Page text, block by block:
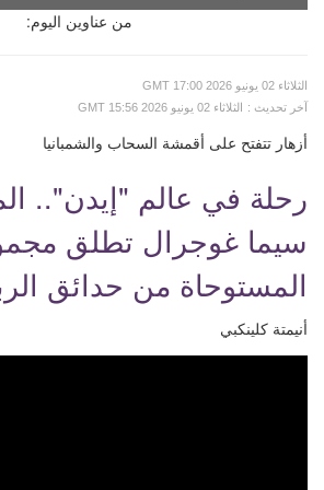
من عناوين اليوم:
GMT الثلاثاء 02 يونيو 2026 17:00
GMT الثلاثاء 02 يونيو 2026 15:56
: آخر تحديث
أزهار تتفتح على أقمشة السحاب والشمبانيا
رحلة في عالم "إيدن"..
سيما غوجرال تطلق
المستوحاة من حدائق
أنيمتة كلينكبي